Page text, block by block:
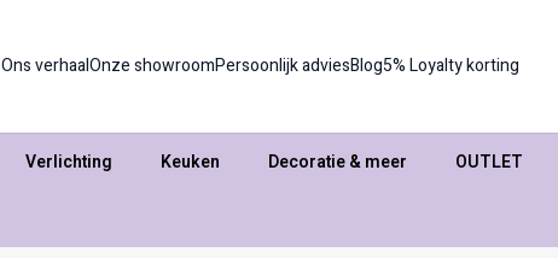
Ons verhaalOnze showroomPersoonlijk adviesBlog5% Loyalty korting
Verlichting Keuken Decoratie & meer OUTLET